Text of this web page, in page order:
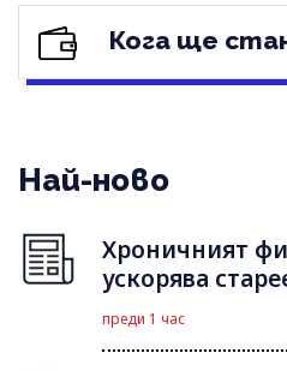
Кога ще
Най-ново
Хроничният
ускорява
преди 1 час